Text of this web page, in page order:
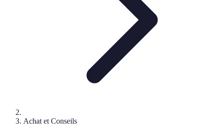
Achat et Conseils